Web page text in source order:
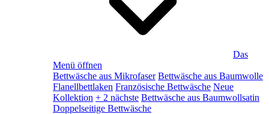
Das
Menü öffnen
Bettwäsche aus Mikrofaser Bettwäsche aus Baumwolle
Flanellbettlaken Französische Bettwäsche Neue
Kollektion + 2 nächste Bettwäsche aus Baumwollsatin
Doppelseitige Bettwäsche